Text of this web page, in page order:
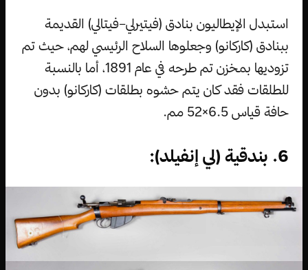
استبدل الإيطاليون بنادق (فيتيرلي–فيتالي) القديمة
ببنادق (كاركانو) وجعلوها السلاح الرئيسي لهم، حيث تم
تزوديها بمخزن تم طرحه في عام 1891، أما بالنسبة
للطلقات فقد كان يتم حشوه بطلقات (كاركانو) بدون
حافة قياس 6.5×52 مم.
6. بندقية (لي إنفيلد):